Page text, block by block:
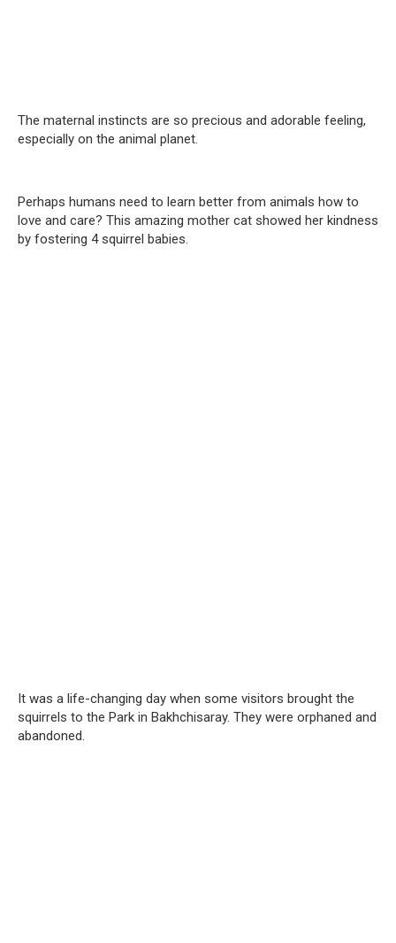
The maternal instincts are so precious and adorable feeling,
especially on the animal planet.
Perhaps humans need to learn better from animals how to
love and care? This amazing mother cat showed her kindness
by fostering 4 squirrel babies.
It was a life-changing day when some visitors brought the
squirrels to the Park in Bakhchisaray. They were orphaned and
abandoned.